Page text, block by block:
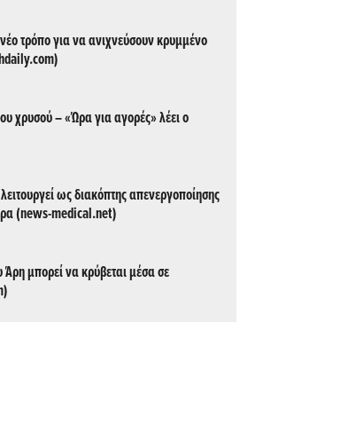
τρόπο για να ανιχνεύσουν κρυμμένο
χρυσού – «Ώρα για αγορές» λέει ο
ως διακόπτης απενεργοποίησης
(news-medical.net)
Άρη μπορεί να κρύβεται μέσα σε